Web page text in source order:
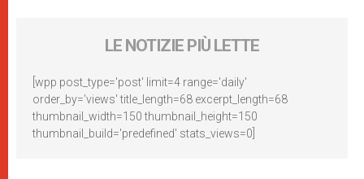
LE NOTIZIE PIÙ LETTE
[wpp post_type='post' limit=4 range='daily'
order_by='views' title_length=68 excerpt_length=68
thumbnail_width=150 thumbnail_height=150
thumbnail_build='predefined' stats_views=0]